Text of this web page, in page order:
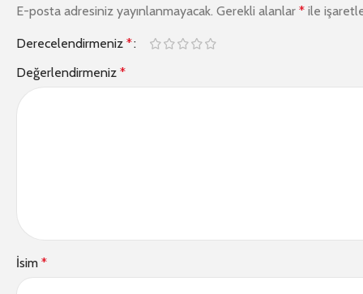
E-posta adresiniz yayınlanmayacak. Gerekli alanlar * ile
Derecelendirmeniz *
Değerlendirmeniz *
İsim *